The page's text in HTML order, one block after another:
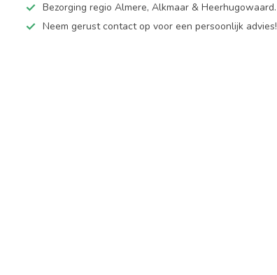
Bezorging regio Almere, Alkmaar & Heerhugowaard.
Neem gerust contact op voor een persoonlijk advies!